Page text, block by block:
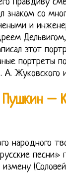
правдиву
знаком со
и
этот
портреты
А. Жуковского
–
народного
песни»
измену